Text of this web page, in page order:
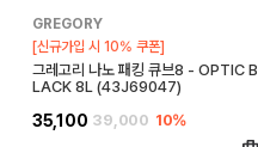
GREGORY
[신규가입 시 10% 쿠폰]
그레고리 나노 패킹 큐브8 - OPTIC B
LACK 8L (43J69047)
35,100 39,000 10%